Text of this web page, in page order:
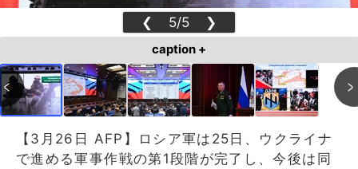
❮ 5/5 ❯
caption +
【3月26日 AFP】ロシア軍は25日、ウクライナ
で進める軍事作戦の第1段階が完了し、今後は同